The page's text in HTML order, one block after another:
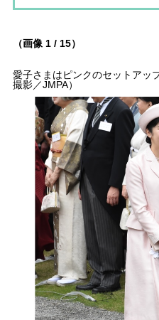
（画像 1 / 15）
愛子さまはピンクのセットアッ
撮影／JMPA）